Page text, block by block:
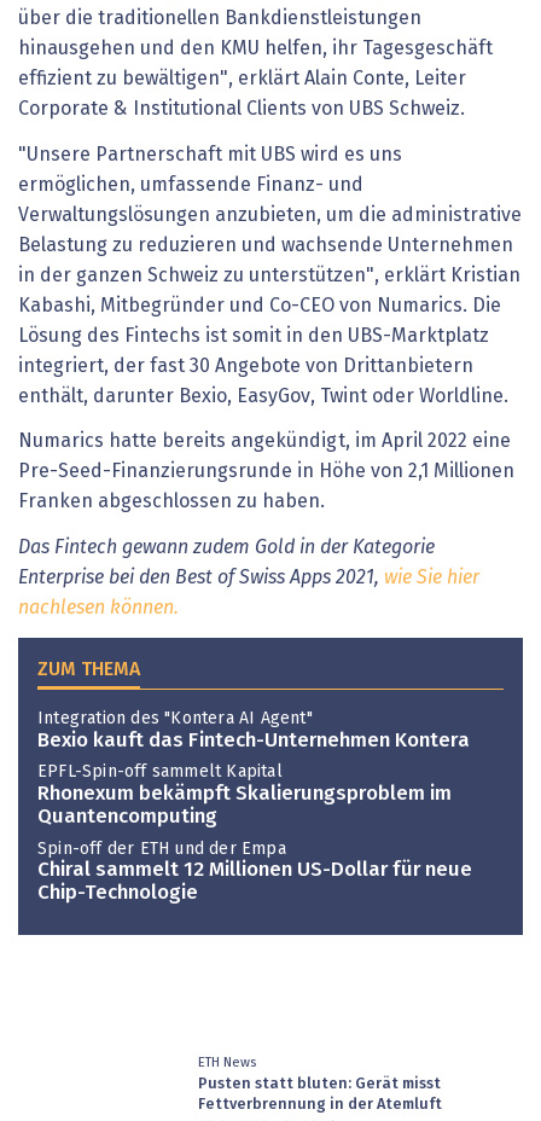
über die traditionellen Bankdienstleistungen
hinausgehen und den KMU helfen, ihr Tagesgeschäft
effizient zu bewältigen", erklärt Alain Conte, Leiter
Corporate & Institutional Clients von UBS Schweiz.
"Unsere Partnerschaft mit UBS wird es uns
ermöglichen, umfassende Finanz- und
Verwaltungslösungen anzubieten, um die administrative
Belastung zu reduzieren und wachsende Unternehmen
in der ganzen Schweiz zu unterstützen", erklärt Kristian
Kabashi, Mitbegründer und Co-CEO von Numarics. Die
Lösung des Fintechs ist somit in den UBS-Marktplatz
integriert, der fast 30 Angebote von Drittanbietern
enthält, darunter Bexio, EasyGov, Twint oder Worldline.
Numarics hatte bereits angekündigt, im April 2022 eine
Pre-Seed-Finanzierungsrunde in Höhe von 2,1 Millionen
Franken abgeschlossen zu haben.
Das Fintech gewann zudem Gold in der Kategorie
Enterprise bei den Best of Swiss Apps 2021, wie Sie hier
nachlesen können.
ZUM THEMA
Integration des "Kontera AI Agent"
Bexio kauft das Fintech-Unternehmen Kontera
EPFL-Spin-off sammelt Kapital
Rhonexum bekämpft Skalierungsproblem im
Quantencomputing
Spin-off der ETH und der Empa
Chiral sammelt 12 Millionen US-Dollar für neue
Chip-Technologie
ETH News
Pusten statt bluten: Gerät misst
Fettverbrennung in der Atemluft